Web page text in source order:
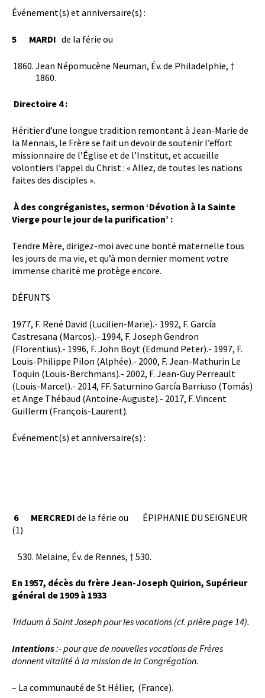
Événement(s) et anniversaire(s) :
5 MARDI de la férie ou
Jean Népomucène Neuman, Év. de Philadelphie, †
1860.
Directoire 4 :
Héritier d’une longue tradition remontant à Jean-Marie de
la Mennais, le Frère se fait un devoir de soutenir l’effort
missionnaire de l’Église et de l’Institut, et accueille
volontiers l’appel du Christ : « Allez, de toutes les nations
faites des disciples ».
À des congréganistes, sermon ‘Dévotion à la Sainte
Vierge pour le jour de la purification’ :
Tendre Mère, dirigez-moi avec une bonté maternelle tous
les jours de ma vie, et qu’à mon dernier moment votre
immense charité me protège encore.
DÉFUNTS
1977, F. René David (Lucilien-Marie).- 1992, F. García
Castresana (Marcos).- 1994, F. Joseph Gendron
(Florentius).- 1996, F. John Boyt (Edmund Peter).- 1997, F.
Louis-Philippe Pilon (Alphée).- 2000, F. Jean-Mathurin Le
Toquin (Louis-Berchmans).- 2002, F. Jean-Guy Perreault
(Louis-Marcel).- 2014, FF. Saturnino García Barriuso (Tomás)
et Ange Thébaud (Antoine-Auguste).- 2017, F. Vincent
Guillerm (François-Laurent).
Événement(s) et anniversaire(s) :
6 MERCREDI de la férie ou
ÉPIPHANIE DU SEIGNEUR
(1)
Melaine, Év. de Rennes, † 530.
En 1957, décès du frère Jean-Joseph Quirion, Supérieur
général de 1909 à 1933
Triduum à Saint Joseph pour les vocations (cf. prière page 14).
Intentions:- pour que de nouvelles vocations de Frères
donnent vitalité à la mission de la Congrégation.
– La communauté de St Hélier, (France).